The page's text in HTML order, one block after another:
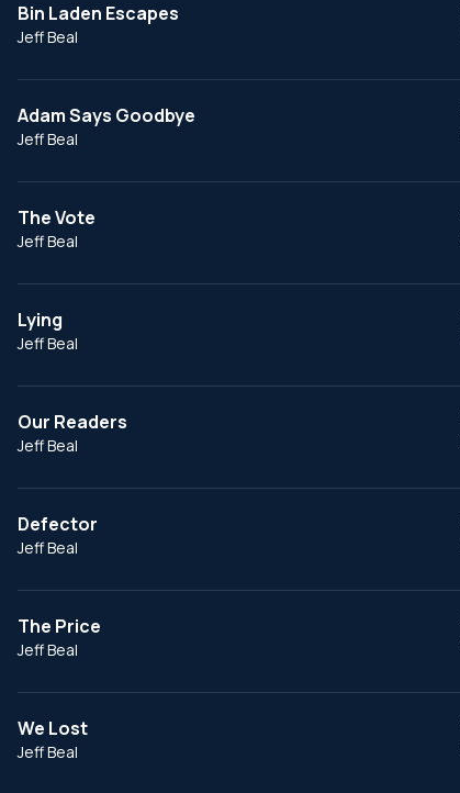
Bin Laden Escapes
Jeff Beal
Adam Says Goodbye
Jeff Beal
The Vote
Jeff Beal
Lying
Jeff Beal
Our Readers
Jeff Beal
Defector
Jeff Beal
The Price
Jeff Beal
We Lost
Jeff Beal